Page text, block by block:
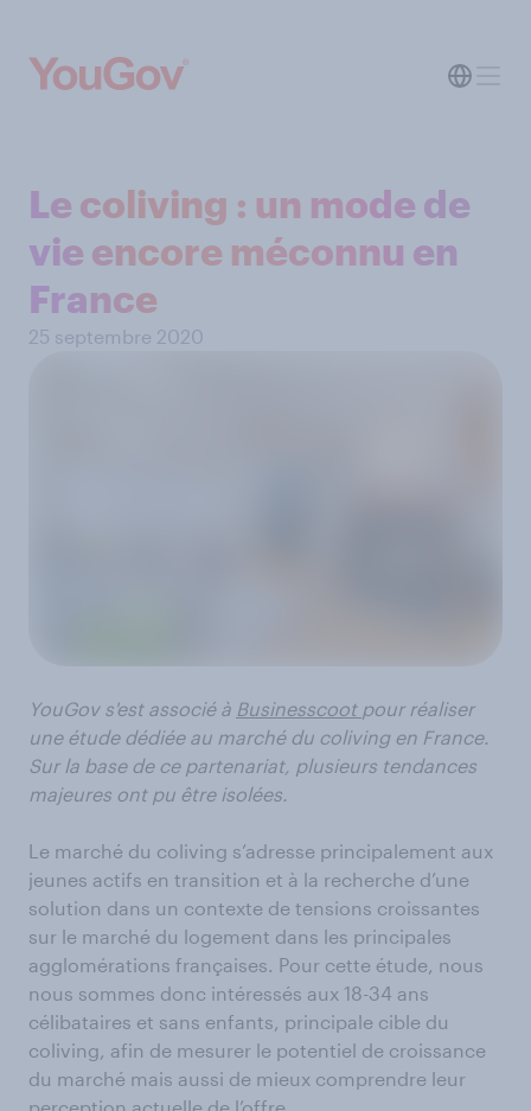
Le coliving : un mode de
vie encore méconnu en
France
25 septembre 2020
YouGov s'est associé à Businesscoot pour réaliser
une étude dédiée au marché du coliving en France.
Sur la base de ce partenariat, plusieurs tendances
majeures ont pu être isolées.
Le marché du coliving s’adresse principalement aux
jeunes actifs en transition et à la recherche d’une
solution dans un contexte de tensions croissantes
sur le marché du logement dans les principales
agglomérations françaises. Pour cette étude, nous
nous sommes donc intéressés aux 18-34 ans
célibataires et sans enfants, principale cible du
coliving, afin de mesurer le potentiel de croissance
du marché mais aussi de mieux comprendre leur